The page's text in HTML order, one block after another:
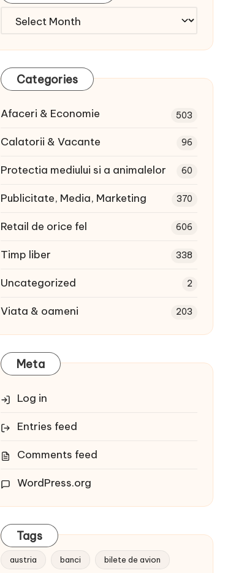
Arhiva
Categories
Afaceri & Economie 503
Calatorii & Vacante 96
Protectia mediului si a animalelor 60
Publicitate, Media, Marketing 370
Retail de orice fel 606
Timp liber 338
Uncategorized 2
Viata & oameni 203
Meta
Log in
Entries feed
Comments feed
WordPress.org
Tags
austria banci bilete de avion